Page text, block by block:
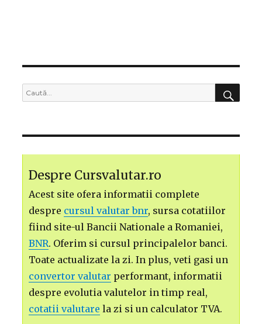
Caută
Despre Cursvalutar.ro
Acest site ofera informatii complete
despre cursul valutar bnr, sursa cotatiilor
fiind site-ul Bancii Nationale a Romaniei,
BNR. Oferim si cursul principalelor banci.
Toate actualizate la zi. In plus, veti gasi un
convertor valutar performant, informatii
despre evolutia valutelor in timp real,
cotatii valutare la zi si un calculator TVA.